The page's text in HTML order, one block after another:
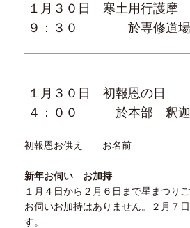
１月３０日 寒土
９： ３０ 於専修道場
１月３０日 初報
４ ： ００ 於本部 釈迦
初報恩お供え お名前
新年お伺い お加持
１月 ４ 日から ２ 月 ６ 日まで星まつり
お伺いお加持はありません。
２ 月 ７
す。